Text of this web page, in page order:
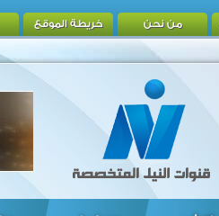
من نحن خريطة الموقع